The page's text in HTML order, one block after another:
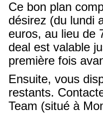
Ce bon plan
désirez (du lundi
euros, au lieu de
deal est valable
première fois
Ensuite, vous
restants.
Team (situé à